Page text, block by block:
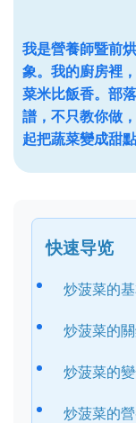
我是營養師暨前
象。我的廚房裡
菜米比飯香。部
譜，不只教你做
起把蔬菜變成甜
快速导览
炒菠菜的
炒菠菜的
炒菠菜的
炒菠菜的